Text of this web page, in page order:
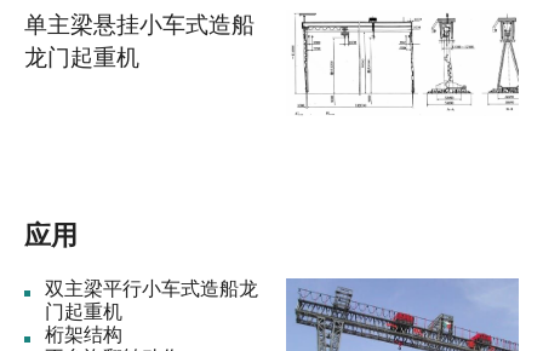
单主梁悬挂小车式造船
龙门起重机
应用
双主梁平行小车式造船龙
门起重机
桁架结构